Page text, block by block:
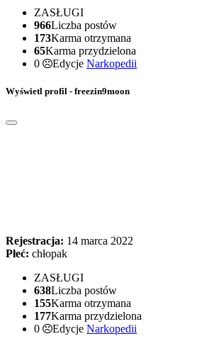
ZASŁUGI
966Liczba postów
173Karma otrzymana
65Karma przydzielona
0
Edycje Narkopedii
Wyświetl profil - freezin9moon
Rejestracja: 14 marca 2022
Płeć: chłopak
ZASŁUGI
638Liczba postów
155Karma otrzymana
177Karma przydzielona
0
Edycje Narkopedii